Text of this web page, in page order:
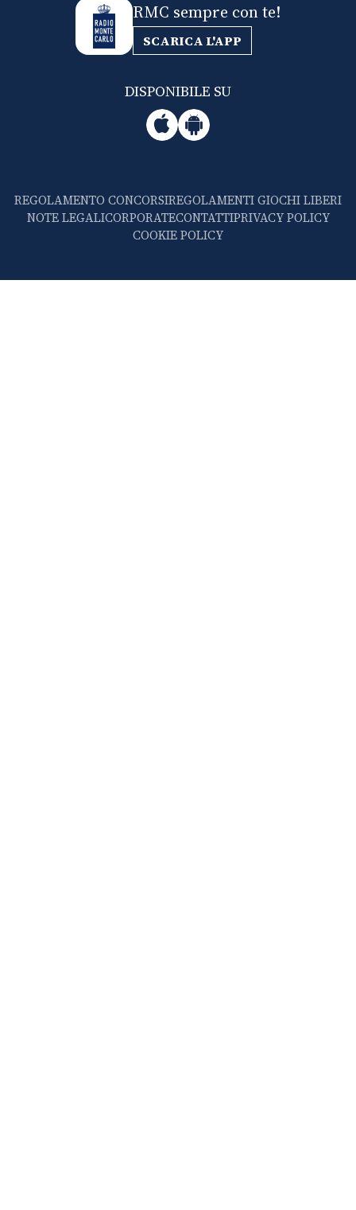
RMC sempre con te!
SCARICA L'APP
DISPONIBILE SU
REGOLAMENTO CONCORSIREGOLAMENTI GIOCHI LIBERI
NOTE LEGALICORPORATECONTATTIPRIVACY POLICY
COOKIE POLICY